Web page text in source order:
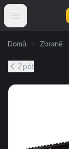
Domů Zbraně
Zpět